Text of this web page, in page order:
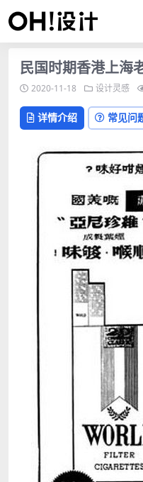
民国时期香港上海
2020-11-18 设计灵感
详情介绍 常见问